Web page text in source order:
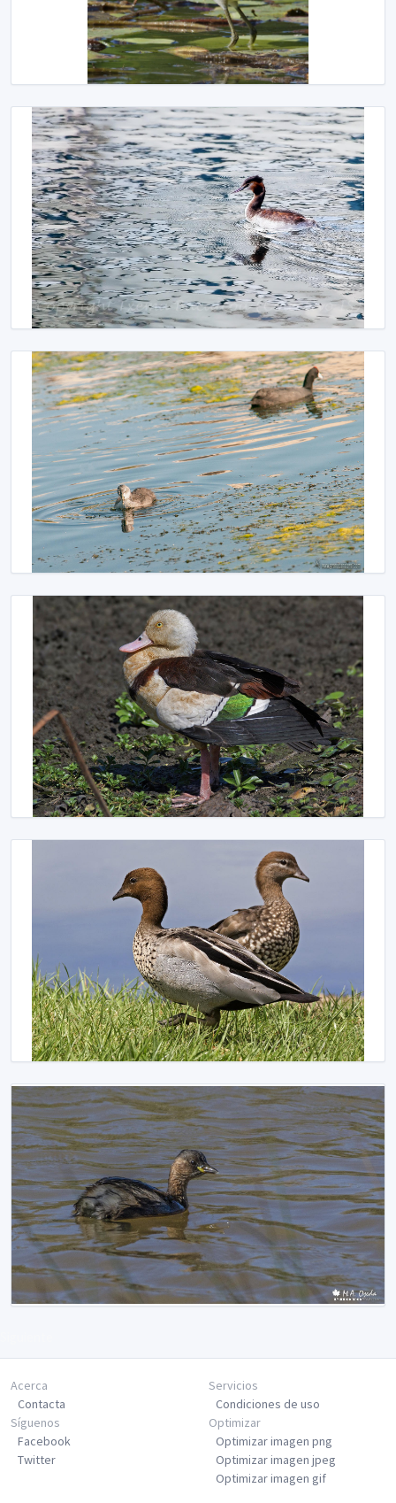
Acerca
Contacta
Servicios
Condiciones de uso
Síguenos
Facebook
Twitter
Optimizar
Optimizar imagen png
Optimizar imagen jpeg
Optimizar imagen gif